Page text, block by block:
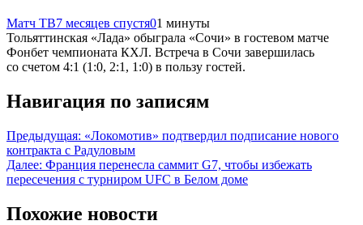
Матч ТВ7 месяцев спустя01 минуты
Тольяттинская «Лада» обыграла «Сочи» в гостевом матче
Фонбет чемпионата КХЛ. Встреча в Сочи завершилась
со счетом 4:1 (1:0, 2:1, 1:0) в пользу гостей.
Навигация по записям
Предыдущая: «Локомотив» подтвердил подписание нового
контракта с Радуловым
Далее: Франция перенесла саммит G7, чтобы избежать
пересечения с турниром UFC в Белом доме
Похожие новости